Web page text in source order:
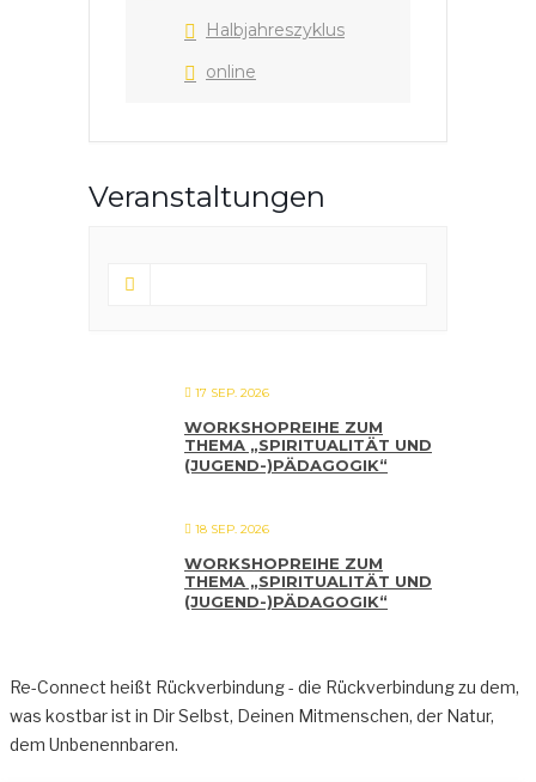
Halbjahreszyklus
online
Veranstaltungen
17 SEP. 2026
WORKSHOPREIHE ZUM
THEMA „SPIRITUALITÄT UND
(JUGEND-)PÄDAGOGIK“
18 SEP. 2026
WORKSHOPREIHE ZUM
THEMA „SPIRITUALITÄT UND
(JUGEND-)PÄDAGOGIK“
Re-Connect heißt Rückverbindung - die Rückverbindung zu dem,
was kostbar ist in Dir Selbst, Deinen Mitmenschen, der Natur,
dem Unbenennbaren.